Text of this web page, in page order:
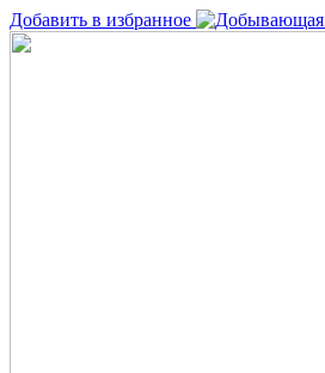
Добавить в избранное